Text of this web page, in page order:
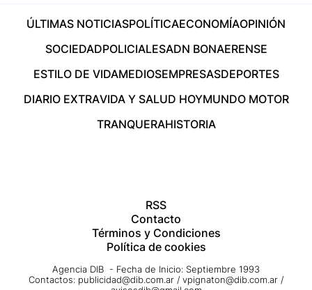
ÚLTIMAS NOTICIASPOLÍTICAECONOMÍAOPINIÓN
SOCIEDADPOLICIALESADN BONAERENSE
ESTILO DE VIDAMEDIOSEMPRESASDEPORTES
DIARIO EXTRAVIDA Y SALUD HOYMUNDO MOTOR
TRANQUERAHISTORIA
RSS
Contacto
Términos y Condiciones
Política de cookies
Agencia DIB - Fecha de Inicio: Septiembre 1993
Contactos: publicidad@dib.com.ar / vpignaton@dib.com.ar /